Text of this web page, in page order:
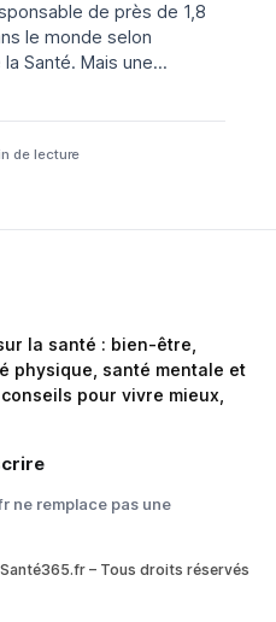
de près de 1,8
le monde selon
Santé. Mais une
révolutionner les
de lecture
la santé : bien-être,
physique, santé mentale et
pour vivre mieux,
ne remplace pas une
– Tous droits réservés